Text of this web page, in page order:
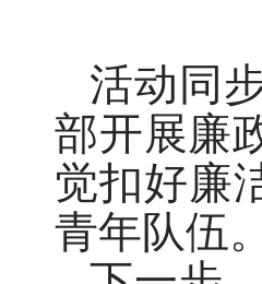
活动同
部开展廉
觉扣好廉
青年队伍。